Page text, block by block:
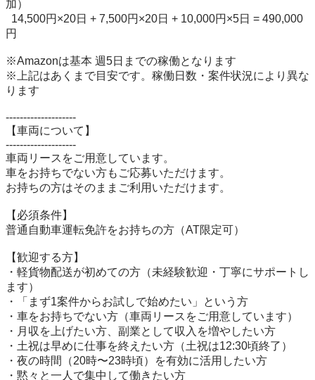
加）
円
※Amazonは基本 週5日までの稼働となります
※上記はあくまで目安です。稼働日数・案件状況により異な
ります
--------------------
【車両について】
--------------------
車両リースをご用意しています。
車をお持ちでない方もご応募いただけます。
お持ちの方はそのままご利用いただけます。
【必須条件】
普通自動車運転免許をお持ちの方（AT限定可）
【歓迎する方】
・軽貨物配送が初めての方（未経験歓迎・丁寧にサポートし
ます）
・「まず1案件からお試しで始めたい」という方
・車をお持ちでない方（車両リースをご用意しています）
・月収を上げたい方、副業として収入を増やしたい方
・土祝は早めに仕事を終えたい方（土祝は12:30頃終了）
・夜の時間（20時〜23時頃）を有効に活用したい方
・黙々と一人で集中して働きたい方